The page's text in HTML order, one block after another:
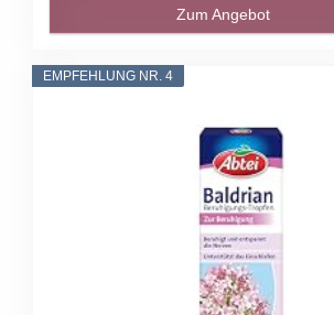
Zum Angebot
EMPFEHLUNG NR. 4